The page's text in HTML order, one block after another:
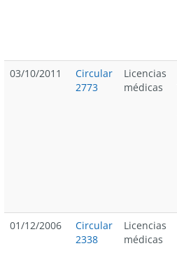
03/10/2011
Circular
2773
Licencias
médicas
01/12/2006
Circular
2338
Licencias
médicas